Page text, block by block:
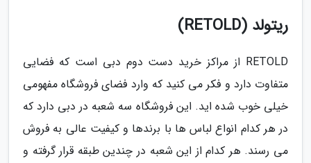
ریتولد (RETOLD)
RETOLD از مراکز خرید دست دوم دبی است که فضایی
متفاوت دارد و فکر می کنید که وارد فضای فروشگاه مفهومی
خیلی خوب شده اید. این فروشگاه سه شعبه در دبی دارد که
در هر کدام انواع لباس ها با برندها و کیفیت عالی به فروش
می رسند. هر کدام از این شعبه در چندین طبقه قرار گرفته و